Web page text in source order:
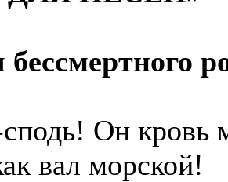
Он кровь
вал морской!